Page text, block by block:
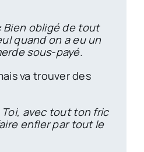
Bien obligé de tout
quand on a eu un
sous-payé.
va trouver des
Toi, avec tout ton fric
enfler par tout le